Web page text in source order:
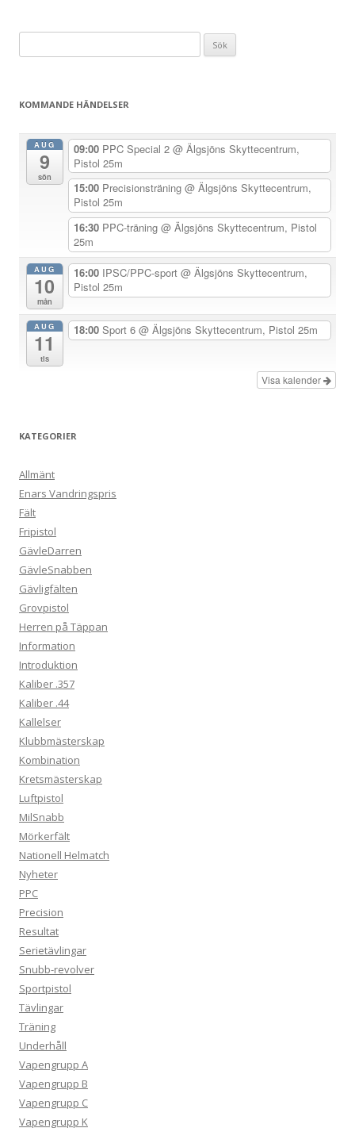
a
g
efter:
KOMMANDE HÄNDELSER
AUG
9
sön
09:00 PPC Special 2 @ Älgsjöns Skyttecentrum,
Pistol 25m
15:00 Precisionsträning @ Älgsjöns Skyttecentrum,
Pistol 25m
16:30 PPC-träning @ Älgsjöns Skyttecentrum, Pistol
25m
AUG
10
mån
16:00 IPSC/PPC-sport @ Älgsjöns Skyttecentrum,
Pistol 25m
AUG
11
tis
18:00 Sport 6 @ Älgsjöns Skyttecentrum, Pistol 25m
Visa kalender
KATEGORIER
Allmänt
Enars Vandringspris
Fält
Fripistol
GävleDarren
GävleSnabben
Gävligfälten
Grovpistol
Herren på Täppan
Information
Introduktion
Kaliber .357
Kaliber .44
Kallelser
Klubbmästerskap
Kombination
Kretsmästerskap
Luftpistol
MilSnabb
Mörkerfält
Nationell Helmatch
Nyheter
PPC
Precision
Resultat
Serietävlingar
Snubb-revolver
Sportpistol
Tävlingar
Träning
Underhåll
Vapengrupp A
Vapengrupp B
Vapengrupp C
Vapengrupp K